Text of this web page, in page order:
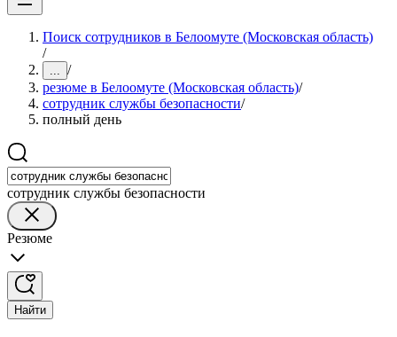
Поиск сотрудников в Белоомуте (Московская область)
/
... /
резюме в Белоомуте (Московская область)/
сотрудник службы безопасности/
полный день
сотрудник службы безопасности
Резюме
Найти